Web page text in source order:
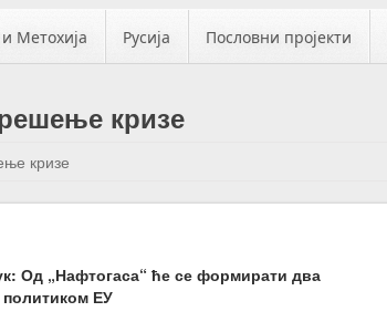
Метохија Русија Пословни пројекти
кризе
кризе
Од „Нафтогаса“ ће се формирати два
политиком ЕУ